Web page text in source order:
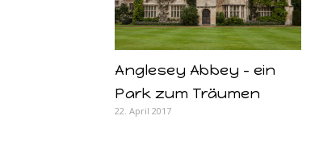
Anglesey Abbey – ein
Park zum Träumen
22. April 2017